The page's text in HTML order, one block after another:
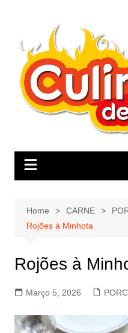
Home CARNE
Rojões à Minhota
Rojões à
Março 5, 2026